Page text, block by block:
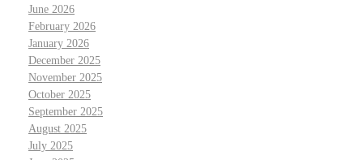
June 2026
February 2026
January 2026
December 2025
November 2025
October 2025
September 2025
August 2025
July 2025